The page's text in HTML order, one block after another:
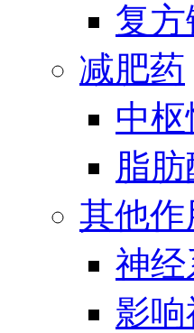
复
减肥药
中
脂
其他
神
影